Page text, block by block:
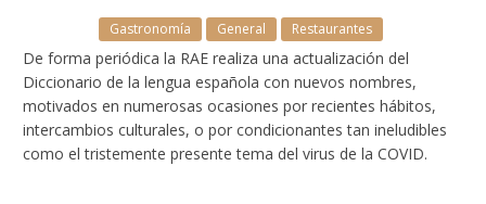
Gastronomía General Restaurantes
De forma periódica la RAE realiza una actualización del
Diccionario de la lengua española con nuevos nombres,
motivados en numerosas ocasiones por recientes hábitos,
intercambios culturales, o por condicionantes tan ineludibles
como el tristemente presente tema del virus de la COVID.